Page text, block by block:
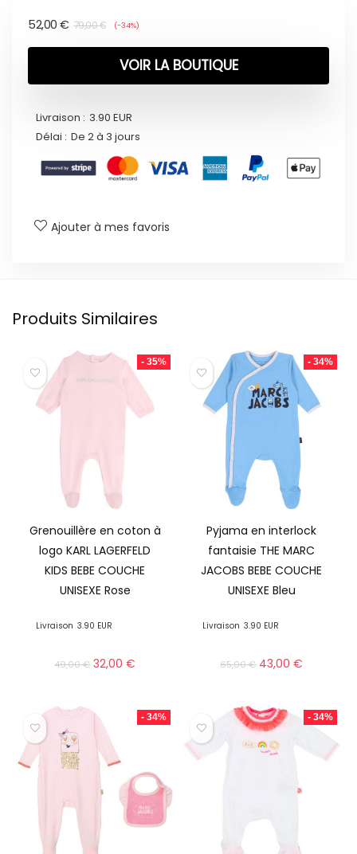
79,00€
52,00 € (-34%)
VOIR LA BOUTIQUE
Livraison : 3.90 EUR
Délai : De 2 à 3 jours
Ajouter à mes favoris
Produits Similaires
- 35%
Grenouillère en coton à
logo KARL LAGERFELD
KIDS BEBE COUCHE
UNISEXE Rose
Livraison 3.90 EUR
49,00€ 32,00€
- 34%
Pyjama en interlock
fantaisie THE MARC
JACOBS BEBE COUCHE
UNISEXE Bleu
Livraison 3.90 EUR
65,00€ 43,00€
- 34% - 34%